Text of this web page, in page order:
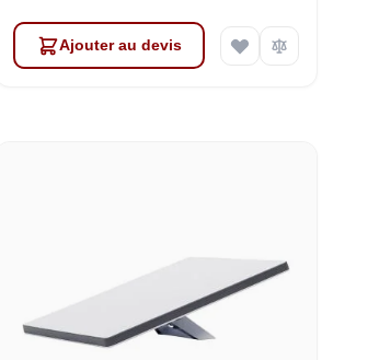
Ajouter au devis